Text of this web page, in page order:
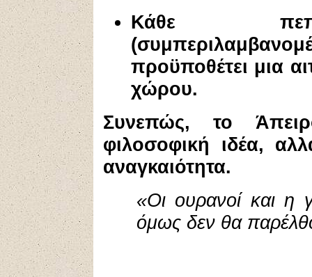
Κάθε
προϋποθέτει μια
χώρου.
Συνεπώς, το
φιλοσοφική ιδέα,
αναγκαιότητα.
«Οι ουρανοί και η
όμως δεν θα